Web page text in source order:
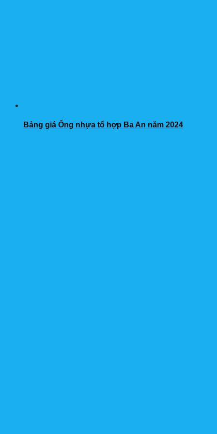
Bảng giá Ống nhựa tổ hợp Ba An năm 2024